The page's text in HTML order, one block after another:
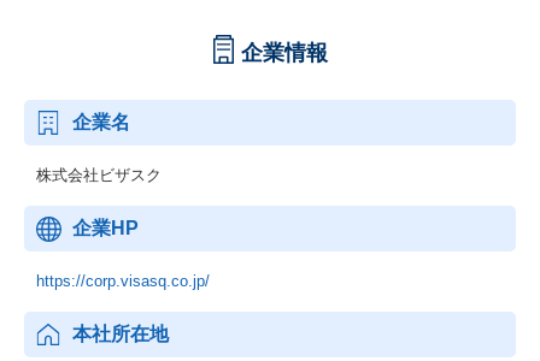
違いは強さ、共に創る < Collaborate without Boundaries>
私たちが大切にしているミッション・バリューをさらに深く知り
カルチャーブックもぜひご覧ください。
・平均年齢 約31歳（2023年2月時点）
・子育て比率は18%、パパママ社員も活躍中！（2024年2月時点）
・金融やIT 、人材、メーカーなど多様な業界の出身者が在籍して
います。
企業情報
企業名
株式会社ビザスク
企業HP
https://corp.visasq.co.jp/
本社所在地